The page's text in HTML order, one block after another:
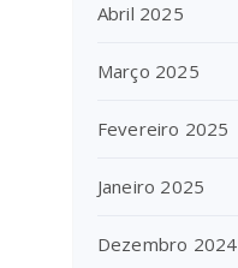
Abril 2025
Março 2025
Fevereiro 2025
Janeiro 2025
Dezembro 2024